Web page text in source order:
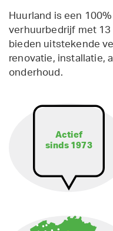
Huurland is een
verhuurbedrijf met 13
bieden uitstekende
renovatie, installatie,
onderhoud.
Actief
sinds 1973